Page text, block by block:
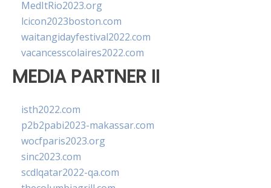
MedItRio2023.org
lcicon2023boston.com
waitangidayfestival2022.com
vacancesscolaires2022.com
MEDIA PARTNER II
isth2022.com
p2b2pabi2023-makassar.com
wocfparis2023.org
sinc2023.com
scdlqatar2022-qa.com